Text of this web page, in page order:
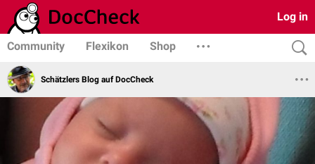
Log in
Community Flexikon Shop
Schätzlers Blog auf DocCheck